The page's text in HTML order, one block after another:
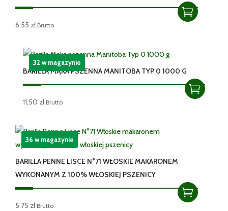
6,55 zł Brutto
BARILLA MĄKA PSZENNA MANITOBA TYP 0 1000 G
11,50 zł Brutto
32 w magazynie
BARILLA PENNE LISCE N°71 WŁOSKIE MAKARONEM
WYKONANYM Z 100% WŁOSKIEJ PSZENICY
5,75 zł Brutto
36 w magazynie